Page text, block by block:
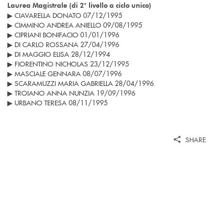
Laurea Magistrale (di 2° livello a ciclo unico)
▶ CIAVARELLA DONATO 07/12/1995
▶ CIMMINO ANDREA ANIELLO 09/08/1995
▶ CIPRIANI BONIFACIO 01/01/1996
▶ DI CARLO ROSSANA 27/04/1996
▶ DI MAGGIO ELISA 28/12/1994
▶ FIORENTINO NICHOLAS 23/12/1995
▶ MASCIALE GENNARA 08/07/1996
▶ SCARAMUZZI MARIA GABRIELLA 28/04/1996
▶ TROIANO ANNA NUNZIA 19/09/1996
▶ URBANO TERESA 08/11/1995
SHARE